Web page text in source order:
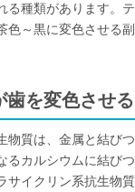
る種類があります。
色～黒に変色させる
歯を変色させ
物質は、金属と結びつ
るカルシウムに結び
サイクリン系抗生物